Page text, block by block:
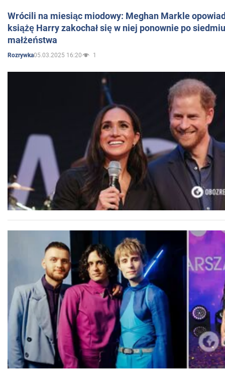
Wrócili na miesiąc miodowy: Meghan Markle
książę Harry zakochał się w niej ponownie po
małżeństwa
Rozrywka05.03.2025 16:20 1